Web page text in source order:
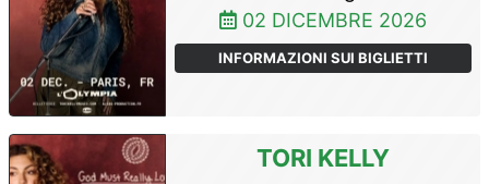
02 DICEMBRE 2026
INFORMAZIONI SUI BIGLIETTI
TORI KELLY